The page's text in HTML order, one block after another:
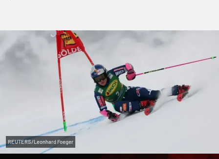
REUTERS/Leonhard Foeger